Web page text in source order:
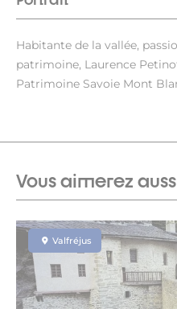
Habitante de la vallée,
patrimoine, Laurence
Patrimoine Savoie Mont
Vous aimerez
Valfréjus